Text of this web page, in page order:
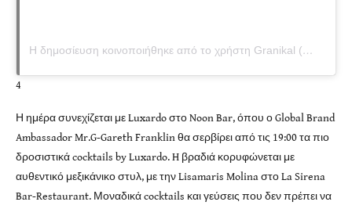
Η δημοσίευση κοινοποιήθηκε από το χρήστη Granikal (@granikal)
4
Η ημέρα συνεχίζεται με Luxardo στο Noon Bar, όπου ο Global Brand
Ambassador Mr.G-Gareth Franklin θα σερβίρει από τις 19:00 τα πιο
δροσιστικά cocktails by Luxardo. H βραδιά κορυφώνεται με
αυθεντικό μεξικάνικο στυλ, με την Lisamaris Molina στο La Sirena
Bar-Restaurant. Μοναδικά cocktails και γεύσεις που δεν πρέπει να